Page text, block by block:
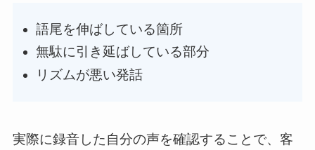
語尾を伸ばしている箇所
無駄に引き延ばしている部分
リズムが悪い発話
実際に録音した自分の声を確認することで、客